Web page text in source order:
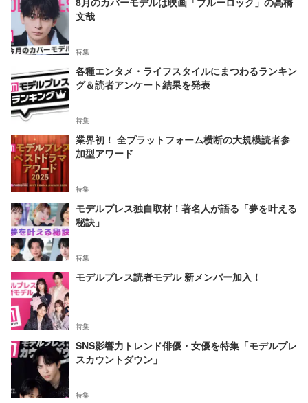
文哉
特集
各種エンタメ・ライフスタイルにまつわるランキン
グ＆読者アンケート結果を発表
特集
業界初！ 全プラットフォーム横断の大規模読者参
加型アワード
特集
モデルプレス独自取材！著名人が語る「夢を叶える
秘訣」
特集
モデルプレス読者モデル 新メンバー加入！
特集
SNS影響力トレンド俳優・女優を特集「モデルプレ
スカウントダウン」
特集